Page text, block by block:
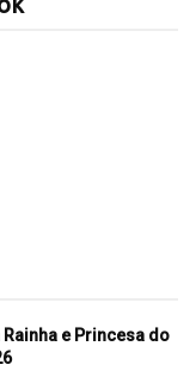
e Princesa do